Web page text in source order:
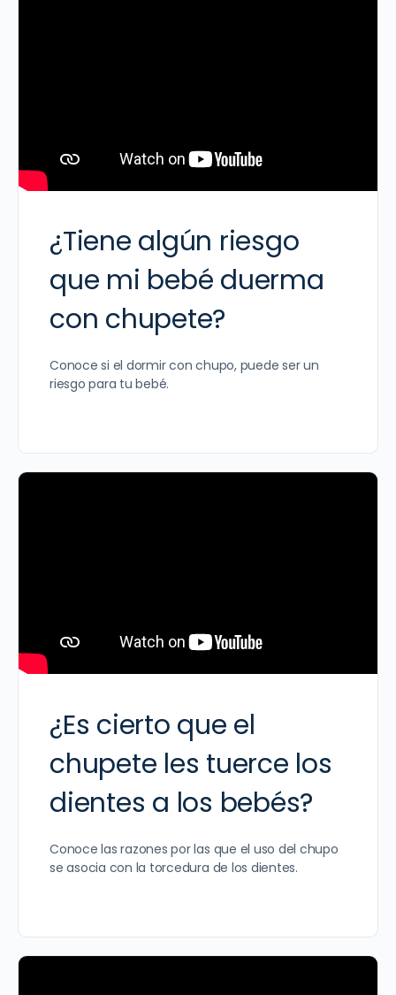
¿Tiene algún riesgo
que mi bebé duerma
con chupete?
Conoce si el dormir con chupo, puede ser un
riesgo para tu bebé.
¿Es cierto que el
chupete les tuerce los
dientes a los bebés?
Conoce las razones por las que el uso del chupo
se asocia con la torcedura de los dientes.